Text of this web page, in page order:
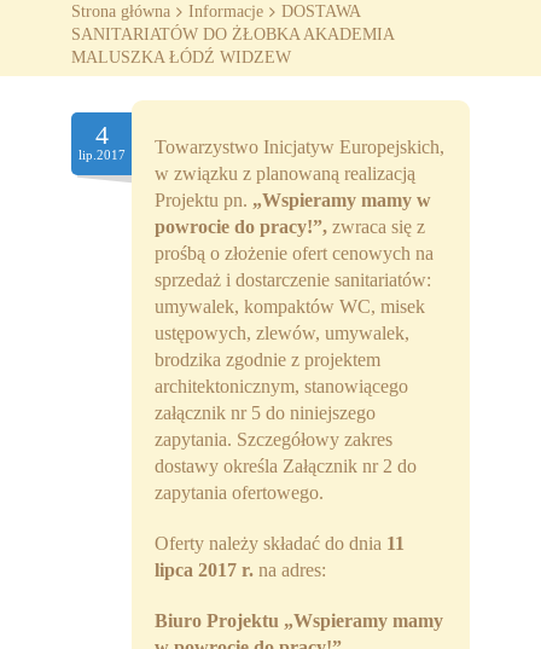
Projekty
Żłobki
Partnerzy
Współpraca
Sponsorzy
Kontakt
Rekrutacja Widzew
MALUCH PLUS
Zapytania ofertowe
Strona główna > Informacje > DOSTAWA
SANITARIATÓW DO ŻŁOBKA AKADEMIA
MALUSZKA ŁÓDŹ WIDZEW
4
lip.2017
Towarzystwo Inicjatyw Europejskich,
w związku z planowaną realizacją
Projektu pn. „Wspieramy mamy w
powrocie do pracy!”, zwraca się z
prośbą o złożenie ofert cenowych na
sprzedaż i dostarczenie sanitariatów:
umywalek, kompaktów WC, misek
ustępowych, zlewów, umywalek,
brodzika zgodnie z projektem
architektonicznym, stanowiącego
załącznik nr 5 do niniejszego
zapytania. Szczegółowy zakres
dostawy określa Załącznik nr 2 do
zapytania ofertowego.
Oferty należy składać do dnia 11
lipca 2017 r. na adres:
Biuro Projektu „Wspieramy mamy